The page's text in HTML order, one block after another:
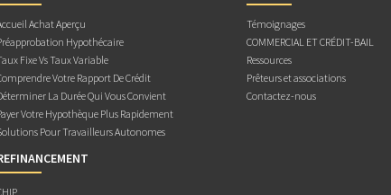
Achat Aperçu
Hypothécaire
Fixe Vs Taux Variable
Votre Rapport De Crédit
La Durée Qui Vous Convient
Votre Hypothèque Plus Rapidement
Pour Travailleurs Autonomes
Témoignages
COMMERCIAL ET CRÉDIT-BAIL
Ressources
Prêteurs et associations
Contactez-nous